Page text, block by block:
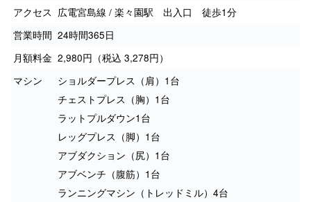
アクセス 広電宮島線 / 楽々園駅 出入口 徒歩1分
営業時間 24時間365日
月額料金 2,980円（税込 3,278円）
マシン
ショルダープレス（肩）1台
チェストプレス（胸）1台
ラットプルダウン1台
レッグプレス（脚）1台
アブダクション（尻）1台
アブベンチ（腹筋）1台
ランニングマシン（トレッドミル）4台